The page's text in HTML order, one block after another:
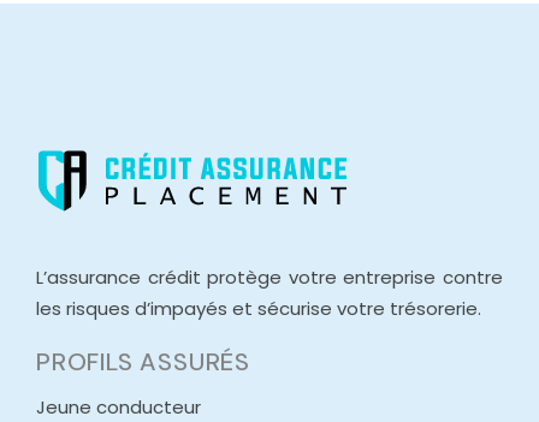
L’assurance crédit protège votre entreprise contre
les risques d’impayés et sécurise votre trésorerie.
PROFILS ASSURÉS
Jeune conducteur